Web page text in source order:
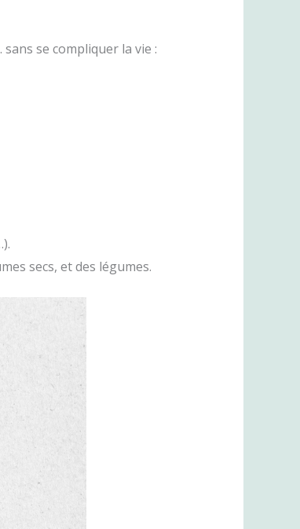
se compliquer la vie :
secs, et des légumes.